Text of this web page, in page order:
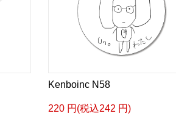
Kenboinc N58
220 円(税込242 円)